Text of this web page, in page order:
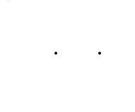
Contacto